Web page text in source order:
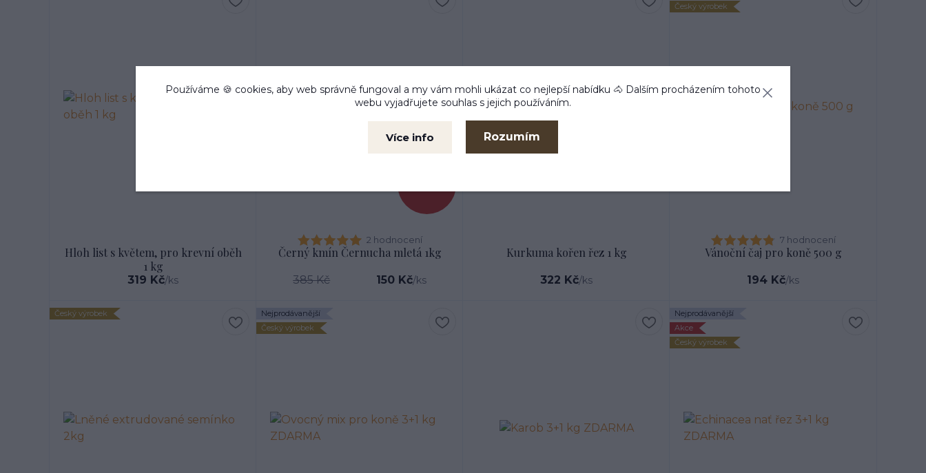
Hloh list s květem, pro krevní oběh
1 kg
319 Kč/ks
2 hodnocení
Černý kmín Černucha mletá 1kg
385 Kč 150 Kč/ks
Kurkuma kořen řez 1 kg
322 Kč/ks
Český výrobek
7 hodnocení
Vánoční čaj pro koně 500 g
194 Kč/ks
Český výrobek
Nejprodávanější
Český výrobek
Nejprodávanější
Akce
Český výrobek
Používáme 🍪 cookies, aby web správně fungoval a my vám mohli ukázat co nejlepší nabídku 🐴 Dalším procházením tohoto
webu vyjadřujete souhlas s jejich používáním.
Více info Rozumím